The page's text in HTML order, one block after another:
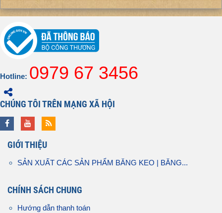
Hotline: 0979 67 3456
CHÚNG TÔI TRÊN MẠNG XÃ HỘI
GIỚI THIỆU
SẢN XUẤT CÁC SẢN PHẨM BĂNG KEO | BĂNG...
CHÍNH SÁCH CHUNG
Hướng dẫn thanh toán